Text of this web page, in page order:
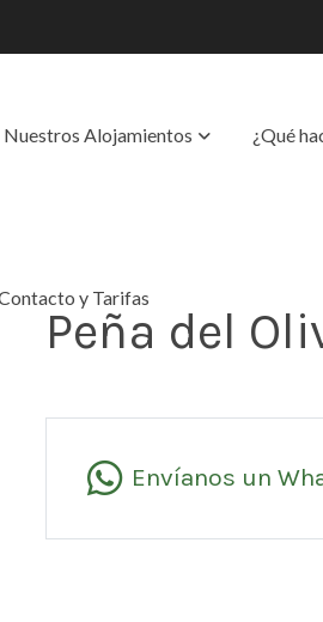
Nuestros Alojamientos ¿Qué
y Tarifas
Peña del
Envíanos un